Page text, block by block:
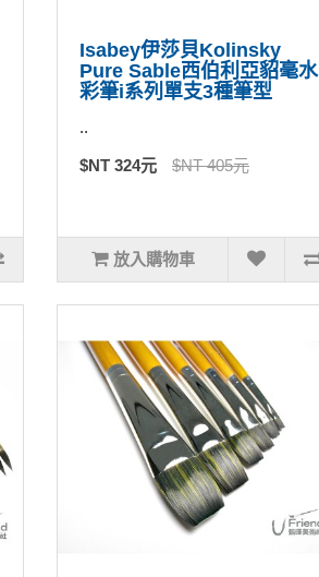
Isabey伊莎貝Kolinsky
Pure Sable西伯利亞貂毫水
彩筆i系列單支3種筆型
..
$NT 324元 $NT 405元
放入購物車